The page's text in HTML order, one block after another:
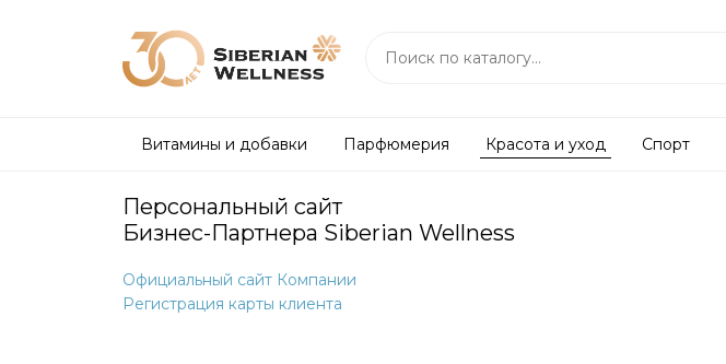
Витамины и добавки Парфюмерия Красота и уход Спорт
Персональный сайт
Бизнес-Партнера Siberian Wellness
Официальный сайт Компании
Регистрация карты клиента